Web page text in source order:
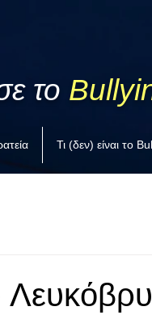
το
Τι (δεν) είναι το